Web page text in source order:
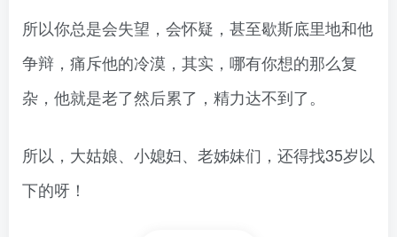
所以你总是会失望，会怀疑，甚至歇斯底里地和他
争辩，痛斥他的冷漠，其实，哪有你想的那么复
杂，他就是老了然后累了，精力达不到了。
所以，大姑娘、小媳妇、老姊妹们，还得找35岁以
下的呀！